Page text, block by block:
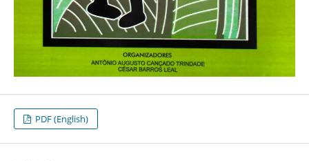
PDF (English)